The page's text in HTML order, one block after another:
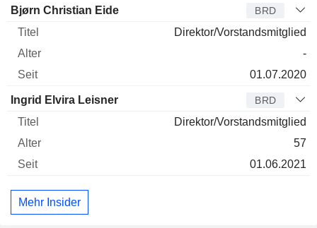
Bjørn Christian Eide BRD
Direktor/Vorstandsmitglied
-
01.07.2020
Ingrid Elvira Leisner BRD
Direktor/Vorstandsmitglied
57
01.06.2021
Mehr Insider